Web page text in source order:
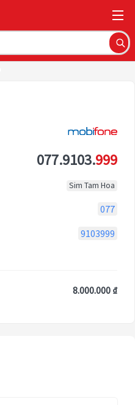
077.9103.999
Sim Tam Hoa
077
9103999
8.000.000 ₫